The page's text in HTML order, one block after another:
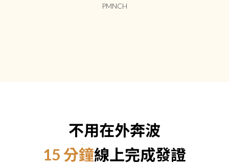
PMNCH
不用在外奔波
15 分鐘線上完成發證